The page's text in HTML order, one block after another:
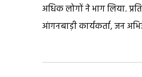
अधिक लोगों ने भाग लिया.
आंगनबाड़ी कार्यकर्ता, जन